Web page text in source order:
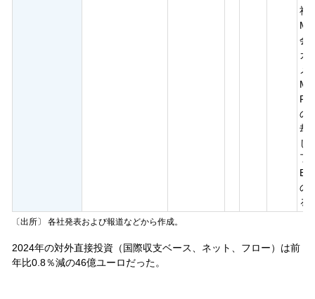
社
会
ガ
メ
の
却
し
了
の
る
〔出所〕 各社発表および報道などから作成。
2024年の対外直接投資（国際収支ベース、ネット、フロー）は前
年比0.8％減の46億ユーロだった。